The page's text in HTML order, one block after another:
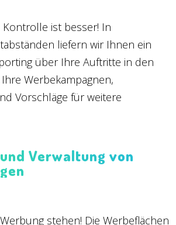
ist besser! In
liefern wir Ihnen ein
über Ihre Auftritte in den
Werbekampagnen,
Vorschläge für weitere
Verwaltung von
stehen! Die Werbeflächen